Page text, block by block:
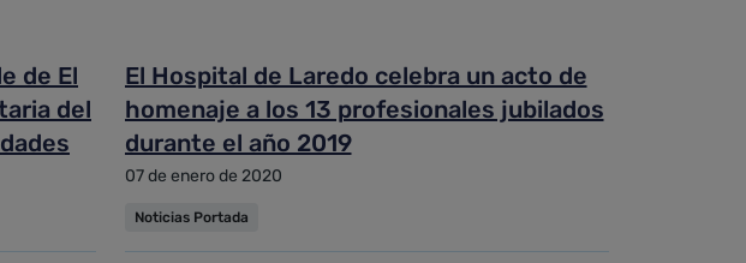
de El
del
El Hospital de Laredo celebra un acto de
homenaje a los 13 profesionales jubilados
durante el año 2019
07 de enero de 2020
Noticias Portada